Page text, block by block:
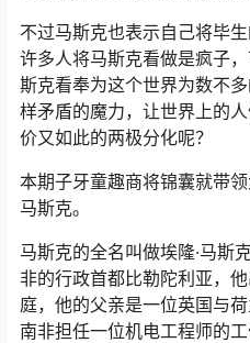
不过马斯克也表示自己将毕
许多人将马斯克看做是疯子
斯克看奉为这个世界为数不
样矛盾的魔力，让世界上的
价又如此的两极分化呢？
本期子牙童趣商将锦囊就带
马斯克。
马斯克的全名叫做埃隆·马斯
非的行政首都比勒陀利亚，
庭，他的父亲是一位英国与
南非担任一位机电工程师的工